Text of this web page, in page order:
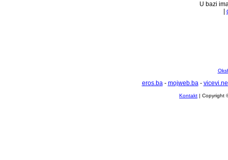
U bazi
eros.ba- mojweb.ba-
Kontakt | Copyright